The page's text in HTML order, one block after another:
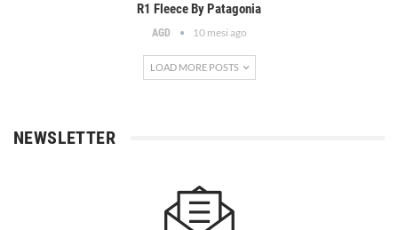
R1 Fleece By Patagonia
AGD 10 mesi ago
LOAD MORE POSTS
NEWSLETTER